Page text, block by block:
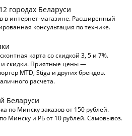
городах Беларуси
в интернет-магазине. Расширенный
консультация по технике.
карта со скидкой 3, 5 и 7%.
и скидки. Приятные цены —
MTD, Stiga и других брендов.
расчета.
Беларуси
по Минску заказов от 150 рублей.
Минску и РБ от 10 рублей. Самовывоз.